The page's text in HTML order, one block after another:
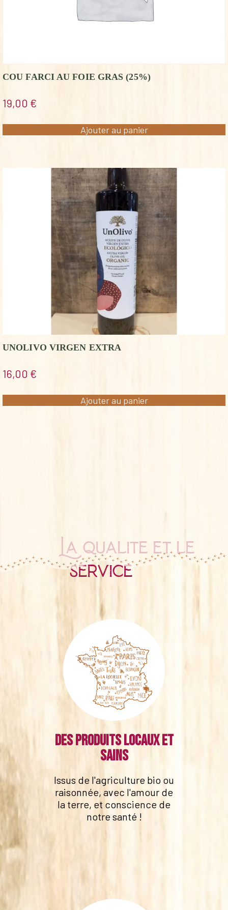
COU FARCI AU FOIE GRAS (25%)
19,00 €
Ajouter au panier
UNOLIVO VIRGEN EXTRA
16,00 €
Ajouter au panier
La qualité et le
service
Des produits locaux et
sains
Issus de l'agriculture bio ou
raisonnée, avec l'amour de
la terre, et conscience de
notre santé !